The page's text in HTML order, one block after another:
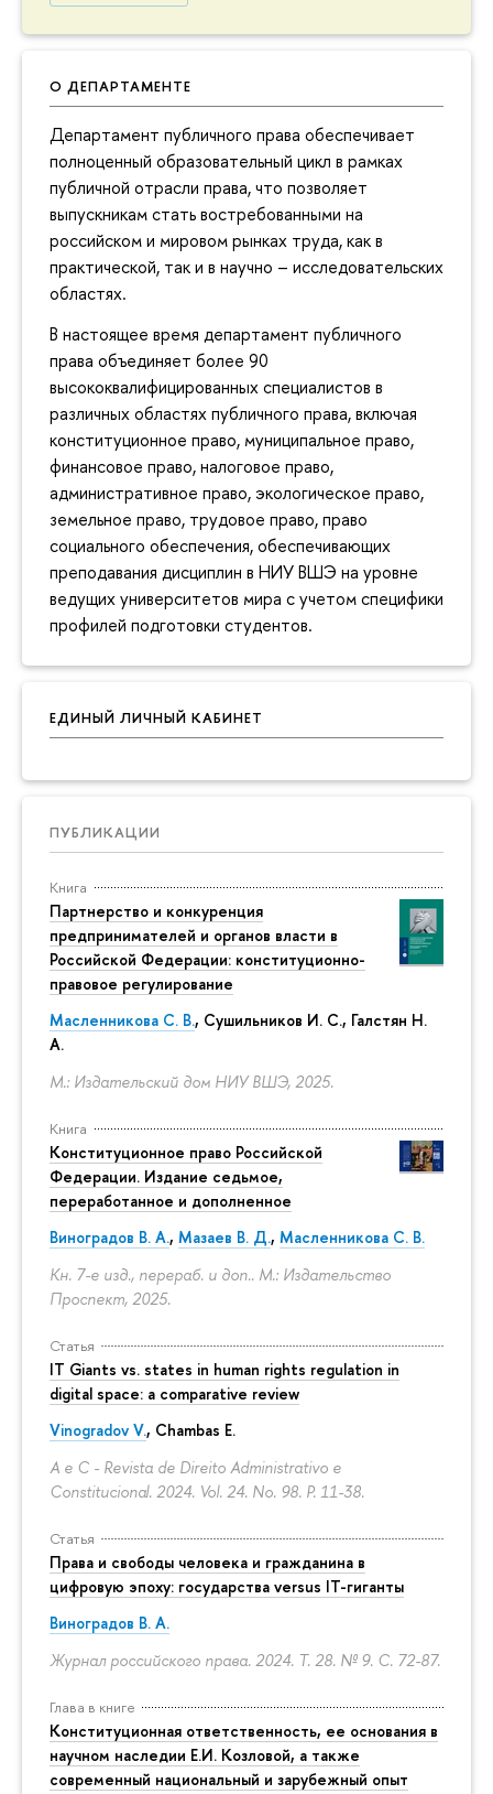
О ДЕПАРТАМЕНТЕ
Департамент публичного права обеспечивает
полноценный образовательный цикл в рамках
публичной отрасли права, что позволяет
выпускникам стать востребованными на
российском и мировом рынках труда, как в
практической, так и в научно – исследовательских
областях.
В настоящее время департамент публичного
права объединяет более 90
высококвалифицированных специалистов в
различных областях публичного права, включая
конституционное право, муниципальное право,
финансовое право, налоговое право,
административное право, экологическое право,
земельное право, трудовое право, право
социального обеспечения, обеспечивающих
преподавания дисциплин в НИУ ВШЭ на уровне
ведущих университетов мира с учетом специфики
профилей подготовки студентов.
ЕДИНЫЙ ЛИЧНЫЙ КАБИНЕТ
ПУБЛИКАЦИИ
Книга
Партнерство и конкуренция
предпринимателей и органов власти в
Российской Федерации: конституционно-
правовое регулирование
Масленникова С. В., Сушильников И. С., Галстян Н.
А.
М.: Издательский дом НИУ ВШЭ, 2025.
Книга
Конституционное право Российской
Федерации. Издание седьмое,
переработанное и дополненное
Виноградов В. А., Мазаев В. Д., Масленникова С. В.
Кн. 7-е изд., перераб. и доп.. М.: Издательство
Проспект, 2025.
Статья
IT Giants vs. states in human rights regulation in
digital space: a comparative review
Vinogradov V., Chambas E.
A e C - Revista de Direito Administrativo e
Constitucional. 2024. Vol. 24. No. 98. P. 11-38.
Статья
Права и свободы человека и гражданина в
цифровую эпоху: государства versus IT-гиганты
Виноградов В. А.
Журнал российского права. 2024. Т. 28. № 9. С. 72-87.
Глава в книге
Конституционная ответственность, ее основания в
научном наследии Е.И. Козловой, а также
современный национальный и зарубежный опыт